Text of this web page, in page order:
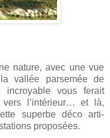
nature, avec une vue
vallée parsemée de
vous ferait
l’intérieur… et là,
superbe déco arti-
proposées.